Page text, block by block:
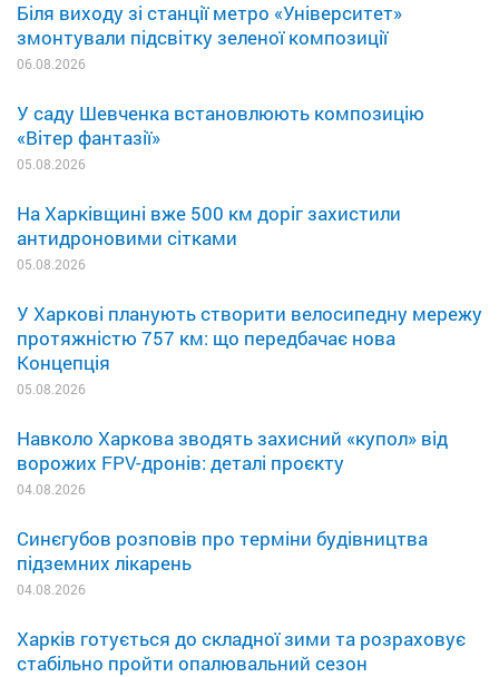
Біля виходу зі станції метро «Університет»
змонтували підсвітку зеленої композиції
06.08.2026
У саду Шевченка встановлюють композицію
«Вітер фантазії»
05.08.2026
На Харківщині вже 500 км доріг захистили
антидроновими сітками
05.08.2026
У Харкові планують створити велосипедну мережу
протяжністю 757 км: що передбачає нова
Концепція
05.08.2026
Навколо Харкова зводять захисний «купол» від
ворожих FPV-дронів: деталі проєкту
04.08.2026
Синєгубов розповів про терміни будівництва
підземних лікарень
04.08.2026
Харків готується до складної зими та розраховує
стабільно пройти опалювальний сезон